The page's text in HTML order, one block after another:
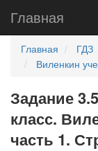
Главная
Главная ГДЗ
Виленкин
Задание
класс.
часть 1.